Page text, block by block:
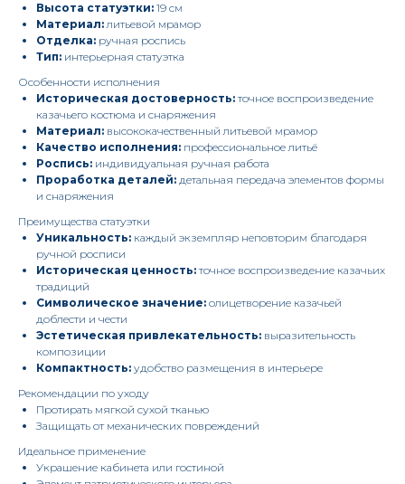
Высота статуэтки: 19 см
Материал:литьевой мрамор
Отделка: ручная роспись
Тип: интерьерная статуэтка
Особенности исполнения
Историческая достоверность:точное воспроизведение
казачьего костюма и снаряжения
Материал: высококачественный литьевой мрамор
Качество исполнения: профессиональное литьё
Роспись: индивидуальная ручная работа
Проработка деталей: детальная передача элементов формы
и снаряжения
Преимущества статуэтки
Уникальность: каждый экземпляр неповторим благодаря
ручной росписи
Историческая ценность:точное воспроизведение казачьих
традиций
Символическое значение: олицетворение казачьей
доблести и чести
Эстетическая привлекательность: выразительность
композиции
Компактность: удобство размещения в интерьере
Рекомендации по уходу
Протирать мягкой сухой тканью
Защищать от механических повреждений
Идеальное применение
Украшение кабинета или гостиной